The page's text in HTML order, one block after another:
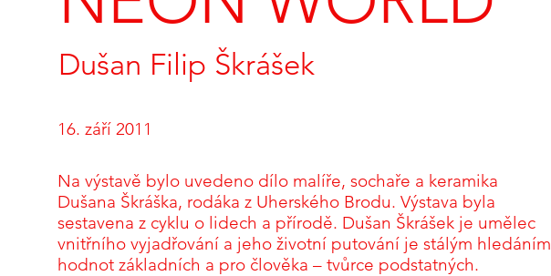
Dušan Filip Škrášek
16. září 2011
Na výstavě bylo uvedeno dílo malíře, sochaře a keramika
Dušana Škráška, rodáka z Uherského Brodu. Výstava byla
sestavena z cyklu o lidech a přírodě. Dušan Škrášek je umělec
vnitřního vyjadřování a jeho životní putování je stálým hledáním
hodnot základních a pro člověka – tvůrce podstatných.